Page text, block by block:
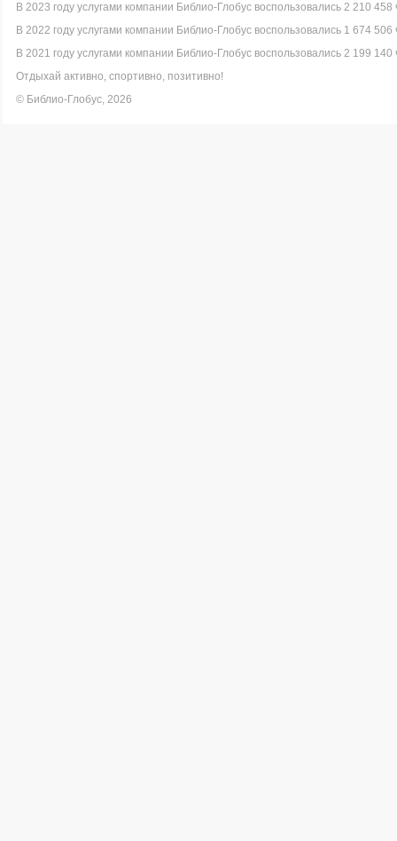
В 2023 году услугами компании Библио-Глобус воспользовались 2 210 458
В 2022 году услугами компании Библио-Глобус воспользовались 1 674 506
В 2021 году услугами компании Библио-Глобус воспользовались 2 199 140
Отдыхай активно, спортивно, позитивно!
© Библио-Глобус, 2026